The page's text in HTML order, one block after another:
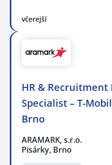
včerejší
HR &
Specialist – T-
Brno
ARAMARK, s.r.o.
Pisárky, Brno